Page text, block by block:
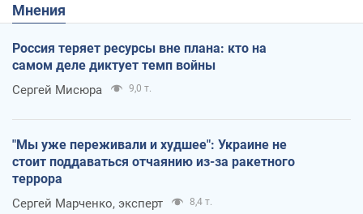
Мнения
Россия теряет ресурсы вне плана: кто на
самом деле диктует темп войны
Сергей Мисюра 9,0 т.
"Мы уже переживали и худшее": Украине не
стоит поддаваться отчаянию из-за ракетного
террора
Сергей Марченко, эксперт 8,4 т.